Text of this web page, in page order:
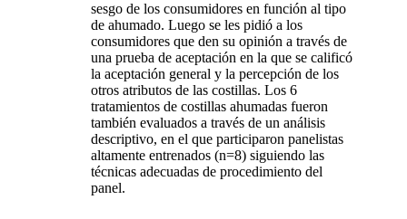
sesgo de los consumidores en función al tipo
de ahumado. Luego se les pidió a los
consumidores que den su opinión a través de
una prueba de aceptación en la que se calificó
la aceptación general y la percepción de los
otros atributos de las costillas. Los 6
tratamientos de costillas ahumadas fueron
también evaluados a través de un análisis
descriptivo, en el que participaron panelistas
altamente entrenados (n=8) siguiendo las
técnicas adecuadas de procedimiento del
panel.